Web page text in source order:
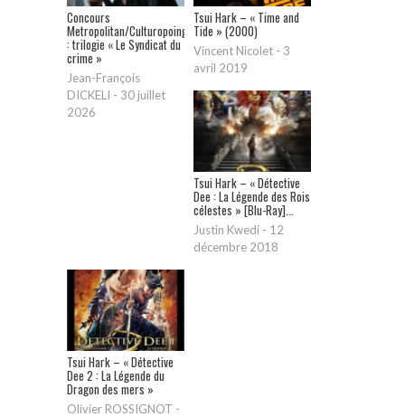
Concours
Metropolitan/Culturopoing
: trilogie « Le Syndicat du
crime »
Jean-François
DICKELI - 30 juillet
2026
Tsui Hark – « Time and
Tide » (2000)
Vincent Nicolet - 3
avril 2019
Tsui Hark – « Détective
Dee : La Légende des Rois
célestes » [Blu-Ray]...
Justin Kwedi - 12
décembre 2018
Tsui Hark – « Détective
Dee 2 : La Légende du
Dragon des mers »
Olivier ROSSIGNOT -